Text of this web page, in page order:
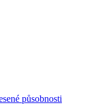
působnosti